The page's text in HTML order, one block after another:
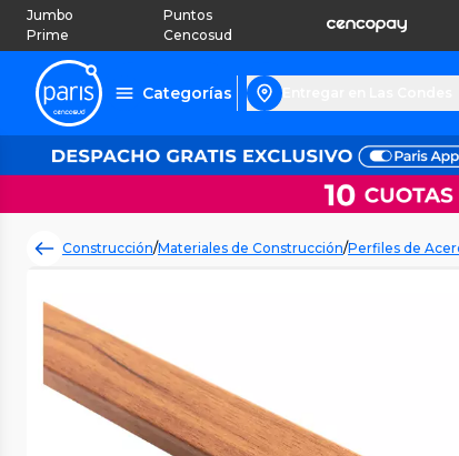
Jumbo
Prime
Puntos
Cencosud
Categorías
Construcción/Materiales de Construcción/Perfiles de